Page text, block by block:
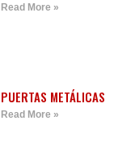
Read More »
PUERTAS METÁLICAS
Read More »